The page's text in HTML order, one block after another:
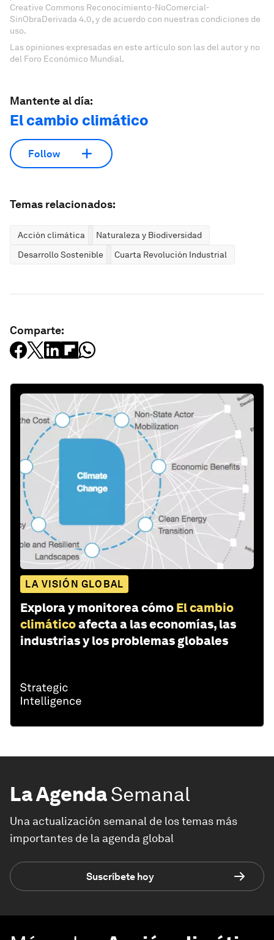
Creative Commons Reconocimiento-NoComercial-
SinObraDerivada 4.0, y de acuerdo con nuestras condiciones de
uso.
Las opiniones expresadas en este artículo son las del autor y no
del Foro Económico Mundial.
Mantente al día:
El cambio climático
Follow
Temas relacionados:
Acción climática
Naturaleza y Biodiversidad
Desarrollo Sostenible
Cuarta Revolución Industrial
Comparte:
LA VISIÓN GLOBAL
Explora y monitorea cómo El cambio
climáticoafecta a las economías, las
industrias y los problemas globales
La AgendaSemanal
Una actualización semanal de los temas más
importantes de la agenda global
Suscríbete hoy